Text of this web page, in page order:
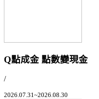
Q點成金 點數變現金
/
2026.07.31~2026.08.30